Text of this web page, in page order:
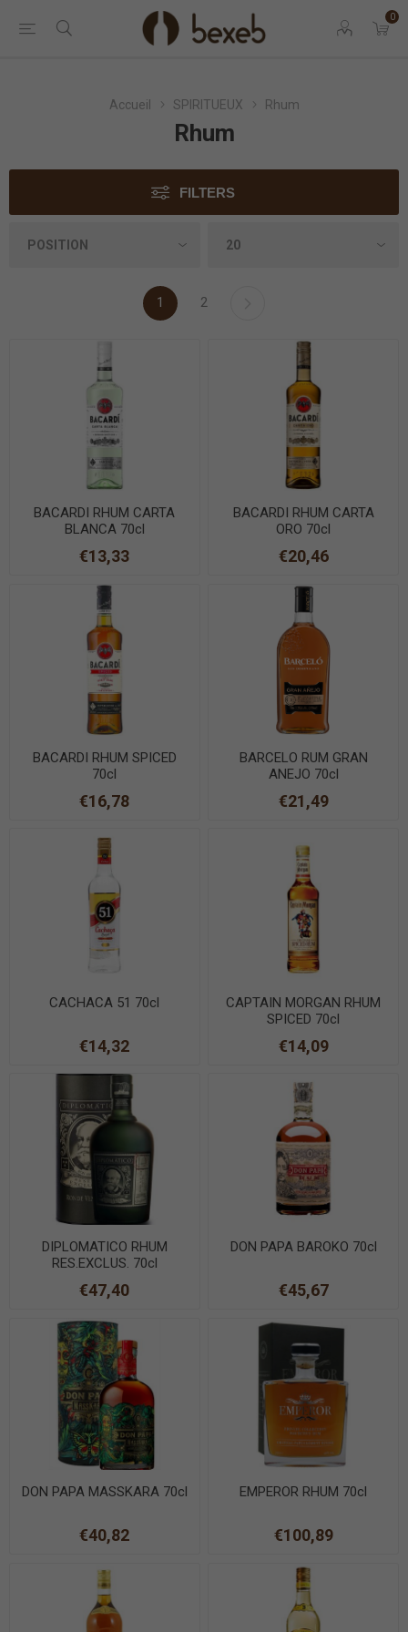
0
Accueil SPIRITUEUX Rhum
Rhum
FILTERS
1 2
BACARDI RHUM CARTA
BLANCA 70cl
€13,33
BACARDI RHUM CARTA
ORO 70cl
€20,46
BACARDI RHUM SPICED
70cl
€16,78
BARCELO RUM GRAN
ANEJO 70cl
€21,49
CACHACA 51 70cl
€14,32
CAPTAIN MORGAN RHUM
SPICED 70cl
€14,09
DIPLOMATICO RHUM
RES.EXCLUS. 70cl
€47,40
DON PAPA BAROKO 70cl
€45,67
DON PAPA MASSKARA 70cl
€40,82
EMPEROR RHUM 70cl
€100,89